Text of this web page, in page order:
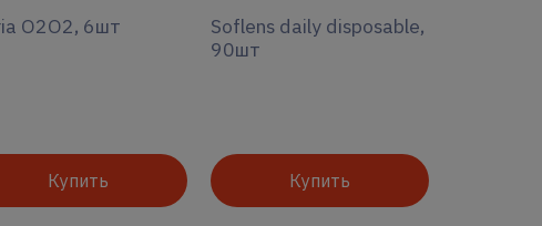
O2O2, 6шт
Купить
Soflens daily disposable,
90шт
Купить